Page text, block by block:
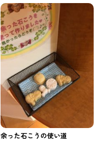
余った石こうの使い道